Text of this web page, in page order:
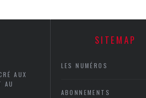
AUX
AU
SITEMAP
LES NUMÉROS
ABONNEMENTS